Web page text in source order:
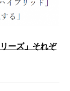
ーズ」それぞ